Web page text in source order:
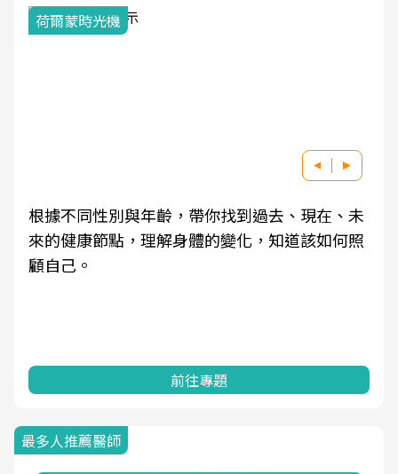
荷爾蒙時光機
根據不同性別與年齡，帶你找到過去、現在、未
來的健康節點，理解身體的變化，知道該如何照
顧自己。
前往專題
最多人推薦醫師